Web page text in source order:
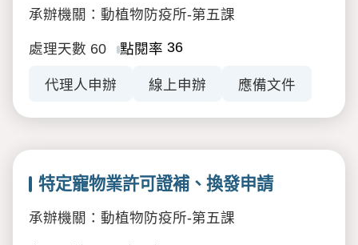
承辦機關：動植物防疫所-第五課
處理天數 60 點閱率 36
代理人申辦 線上申辦 應備文件
特定寵物業許可證補、換發申請
承辦機關：動植物防疫所-第五課